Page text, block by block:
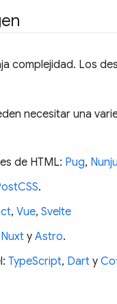
complejidad. Los
necesitar una
de HTML: Pug,
.
, Vue, Svelte
Nuxt y Astro.
TypeScript, Dart y